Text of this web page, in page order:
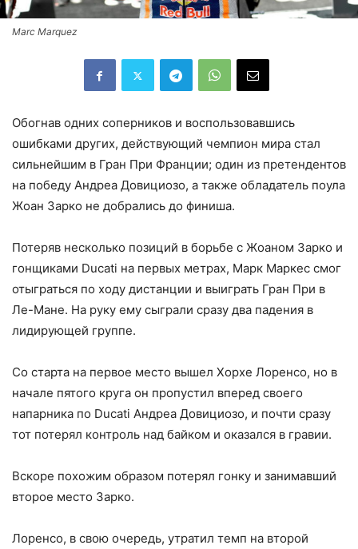
Marc Marquez
Обогнав одних соперников и воспользовавшись
ошибками других, действующий чемпион мира стал
сильнейшим в Гран При Франции; один из претендентов
на победу Андреа Довициозо, а также обладатель поула
Жоан Зарко не добрались до финиша.
Потеряв несколько позиций в борьбе с Жоаном Зарко и
гонщиками Ducati на первых метрах, Марк Маркес смог
отыграться по ходу дистанции и выиграть Гран При в
Ле-Мане. На руку ему сыграли сразу два падения в
лидирующей группе.
Со старта на первое место вышел Хорхе Лоренсо, но в
начале пятого круга он пропустил вперед своего
напарника по Ducati Андреа Довициозо, и почти сразу
тот потерял контроль над байком и оказался в гравии.
Вскоре похожим образом потерял гонку и занимавший
второе место Зарко.
Лоренсо, в свою очередь, утратил темп на второй